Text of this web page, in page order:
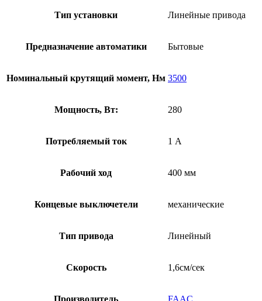
Тип установки Линейные привода
Предназначение автоматики Бытовые
Номинальный крутящий момент, Нм 3500
Мощность, Вт: 280
Потребляемый ток 1 А
Рабочий ход 400 мм
Концевые выключетели механические
Тип привода Линейный
Скорость 1,6см/сек
Производитель FAAC